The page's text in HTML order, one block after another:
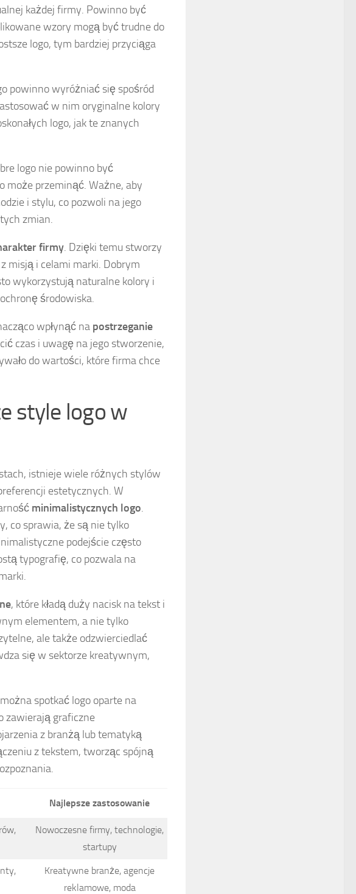
każdej firmy. Powinno być
wzory mogą być trudne do
logo, tym bardziej przyciąga
powinno wyróżniać się spośród
w nim oryginalne kolory
logo, jak te znanych
logo nie powinno być
może przeminąć. Ważne, aby
i stylu, co pozwoli na jego
zmian.
firmy. Dzięki temu stworzy
misją i celami marki. Dobrym
wykorzystują naturalne kolory i
środowiska.
wpłynąć na postrzeganie
czas i uwagę na jego stworzenie,
do wartości, które firma chce
style logo w
istnieje wiele różnych stylów
estetycznych. W
minimalistycznych logo.
co sprawia, że są nie tylko
podejście często
typografię, co pozwala na
, które kładą duży nacisk na tekst i
elementem, a nie tylko
ale także odzwierciedlać
się w sektorze kreatywnym,
spotkać logo oparte na
zawierają graficzne
z branżą lub tematyką
z tekstem, tworząc spójną
Najlepsze zastosowanie
Nowoczesne firmy, technologie,
startupy
Kreatywne branże, agencje
reklamowe, moda